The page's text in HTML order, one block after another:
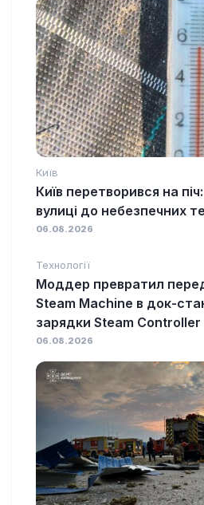
Київ
Київ перетворився на
вулиці до небезпечних
06.08.2026
Технології
Моддер превратил
Steam Machine в док-
зарядки Steam Controller
06.08.2026